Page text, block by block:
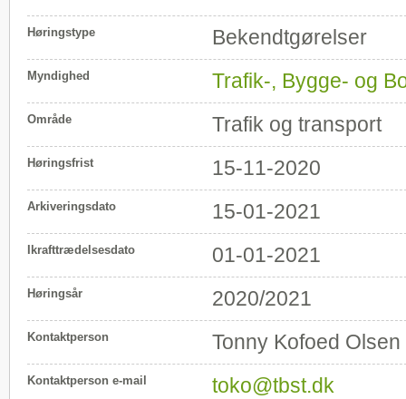
Høringstype Bekendtgørelser
Myndighed Trafik-, Bygge- og
Område Trafik og transport
Høringsfrist 15-11-2020
Arkiveringsdato 15-01-2021
Ikrafttrædelsesdato 01-01-2021
Høringsår 2020/2021
Kontaktperson Tonny Kofoed Olsen
Kontaktperson e-mail toko@tbst.dk